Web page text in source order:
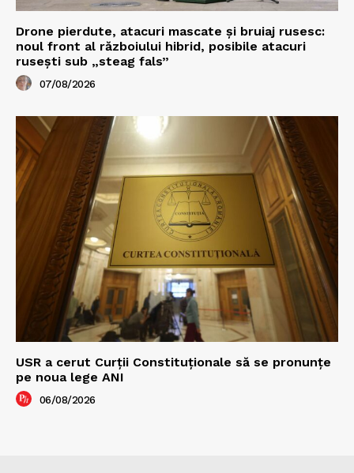
Drone pierdute, atacuri mascate și bruiaj rusesc:
noul front al războiului hibrid, posibile atacuri
rusești sub „steag fals”
07/08/2026
USR a cerut Curții Constituționale să se pronunțe
pe noua lege ANI
06/08/2026